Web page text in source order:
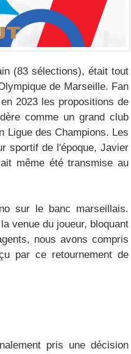
(83 sélections), était tout
de Marseille. Fan
2023 les propositions de
comme un grand club
Ligue des Champions. Les
sportif de l'époque, Javier
même été transmise au
sur le banc marseillais.
venue du joueur, bloquant
nous avons compris
par ce retournement de
pris une décision